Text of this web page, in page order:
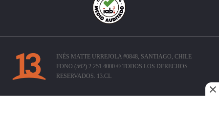
INÉS MATTE URREJOLA #0848, SANTIAGO, CHILE
FONO (562) 2 251 4000 © TODOS LOS DERECHOS
RESERVADOS. 13.CL